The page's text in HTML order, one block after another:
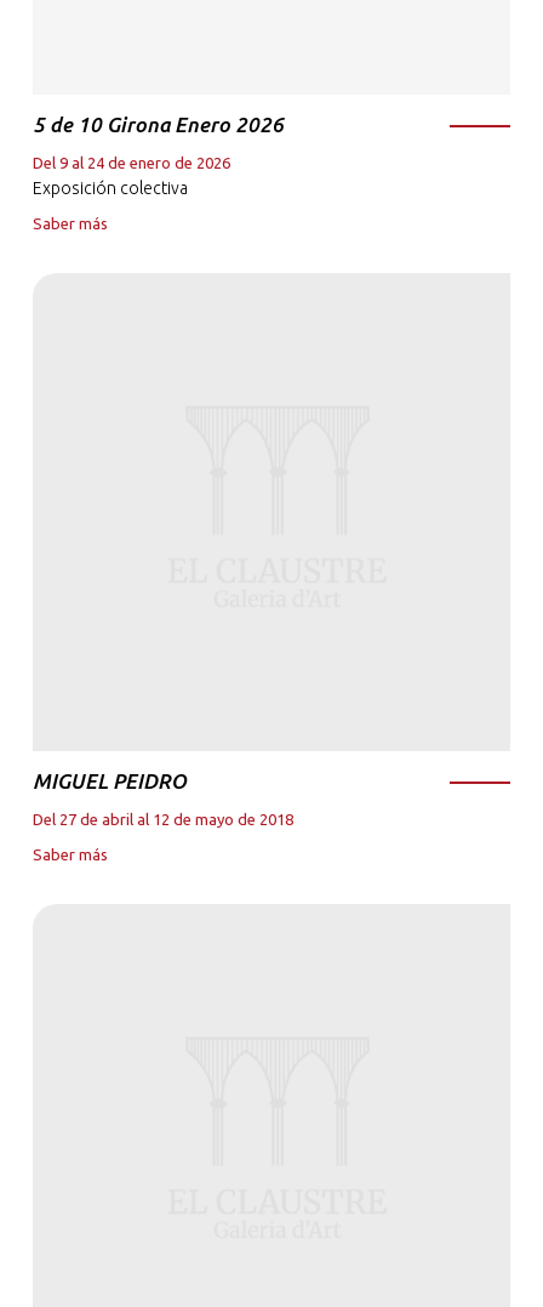
5 de 10 Girona Enero 2026
Del 9 al 24 de enero de 2026
Exposición colectiva
Saber más
MIGUEL PEIDRO
Del 27 de abril al 12 de mayo de 2018
Saber más